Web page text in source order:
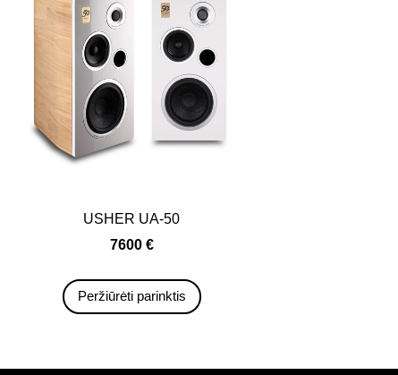
USHER UA-50
7600 €
Peržiūrėti parinktis